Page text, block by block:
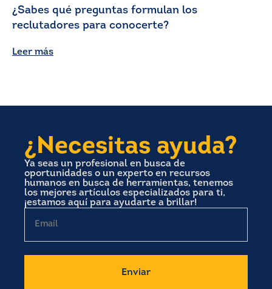
¿Sabes qué preguntas formulan los
reclutadores para conocerte?
Leer más
¿Necesitas ayuda?
Ya seas un profesional en busca de
oportunidades o un experto en recursos
humanos en busca de herramientas, tenemos
los mejores artículos especializados para ti,
¡estamos aquí para ayudarte a brillar!